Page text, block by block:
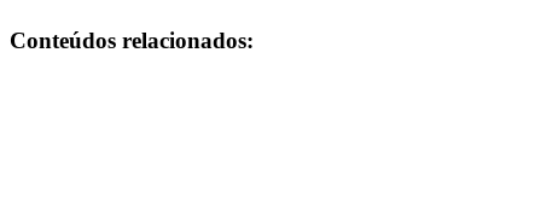
Conteúdos relacionados: